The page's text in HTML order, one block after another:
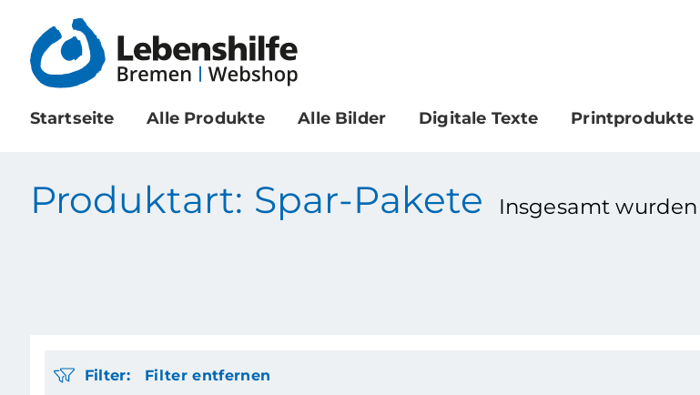
Startseite Alle Produkte Alle Bilder Digitale Texte Printprodukte
Produktart: Spar-Pakete Insgesamt wurden
Filter: Filter entfernen